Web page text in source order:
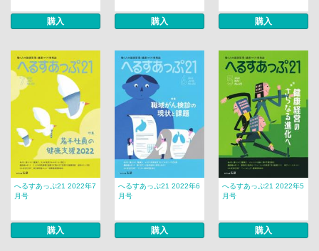
購入 購入 購入
へるすあっぷ21 2022年7
月号
購入
へるすあっぷ21 2022年6
月号
購入
へるすあっぷ21 2022年5
月号
購入